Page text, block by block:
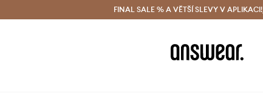
Doručení a vrácení zdarma (od 1800 Kč) Doručení i do 24 h
FINAL SALE % A VĚTŠÍ SLEVY V APLIKACI!